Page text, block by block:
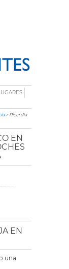
> Picardía
EN
EN
una